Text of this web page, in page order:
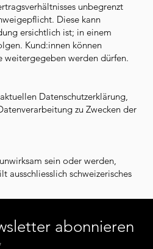
unbegrenzt
Diese kann
ersichtlich ist; in einem
Kund:innen können
weitergegeben werden dürfen.
Datenschutzerklärung,
zu Zwecken der
sein oder werden,
schweizerisches
abonnieren